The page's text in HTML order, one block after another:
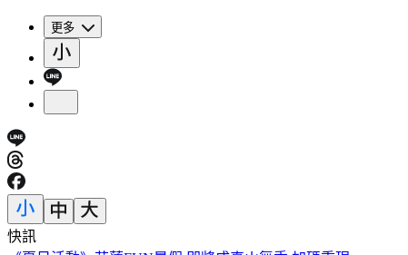
更多
快訊